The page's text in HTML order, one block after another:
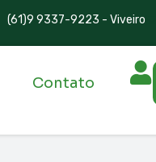
(61)9 9337-9223 - Viveiro
Contato